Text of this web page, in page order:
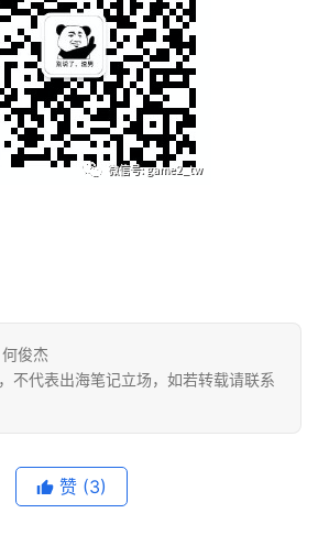
俊杰
不代表出海笔记立场，如若转载请联系
赞 (3)